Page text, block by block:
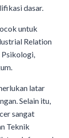
dasar.
untuk
Relation
latar
Selain itu,
sangat
Teknik